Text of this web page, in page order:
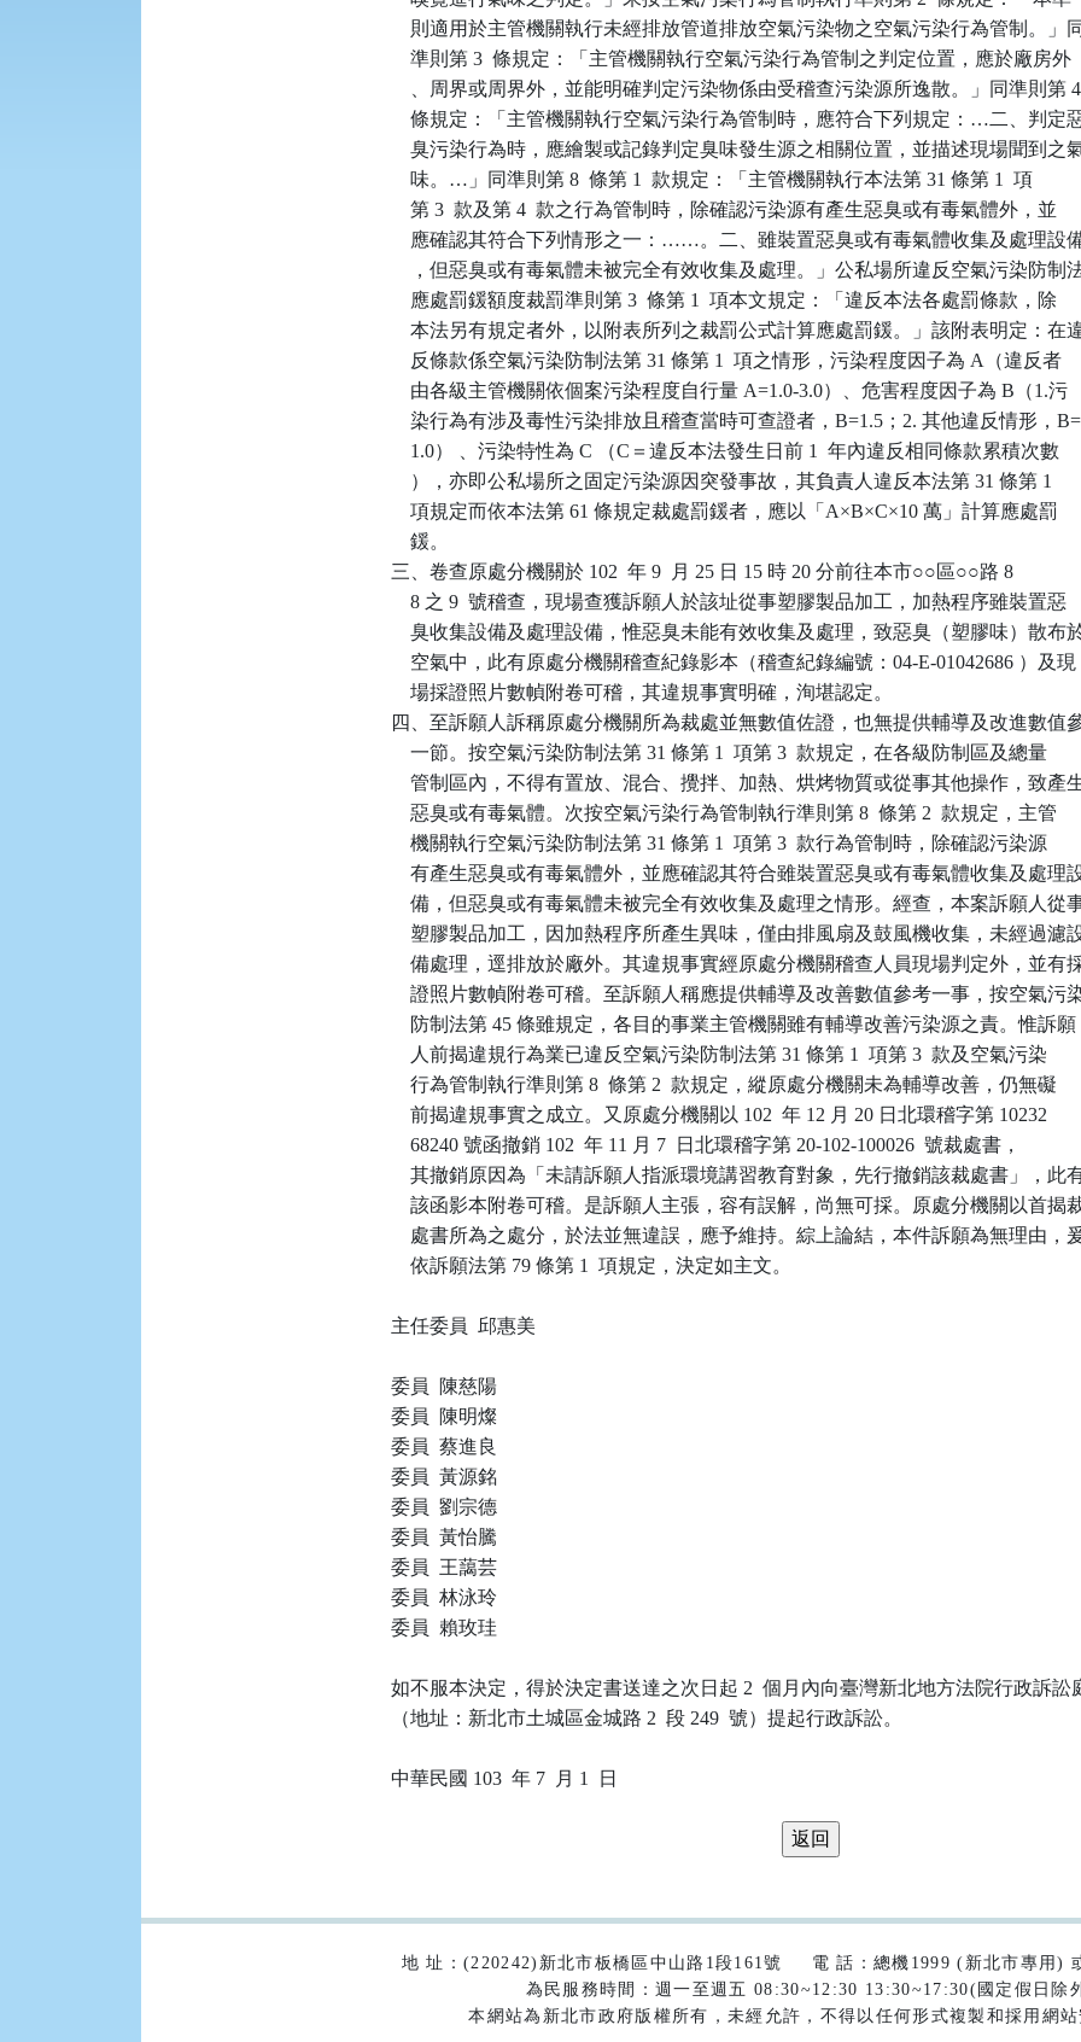
    則適用於主管機關執行未經排放管道排放空氣污染物之空氣污染行為管制。」同
    準則第 3  條規定：「主管機關執行空氣污染行為管制之判定位置，應於廠房外
    、周界或周界外，並能明確判定污染物係由受稽查污染源所逸散。」同準則第 4
條規定：「主管機關執行空氣污染行為管制時，應符合下列規定：…二、判定
臭污染行為時，應繪製或記錄判定臭味發生源之相關位置，並描述現場聞到之
    味。…」同準則第 8  條第 1  款規定：「主管機關執行本法第 31 條第 1  項
    第 3  款及第 4  款之行為管制時，除確認污染源有產生惡臭或有毒氣體外，並
應確認其符合下列情形之一：……。二、雖裝置惡臭或有毒氣體收集及處理設
，但惡臭或有毒氣體未被完全有效收集及處理。」公私場所違反空氣污染防制
    應處罰鍰額度裁罰準則第 3  條第 1  項本文規定：「違反本法各處罰條款，除
本法另有規定者外，以附表所列之裁罰公式計算應處罰鍰。」該附表明定：在
    反條款係空氣污染防制法第 31 條第 1  項之情形，污染程度因子為 A（違反者
    由各級主管機關依個案污染程度自行量 A=1.0-3.0）、危害程度因子為 B（1.污
    染行為有涉及毒性污染排放且稽查當時可查證者，B=1.5；2. 其他違反情形，B=
    1.0） 、污染特性為 C （C＝違反本法發生日前 1  年內違反相同條款累積次數
    ），亦即公私場所之固定污染源因突發事故，其負責人違反本法第 31 條第 1
    項規定而依本法第 61 條規定裁處罰鍰者，應以「A×B×C×10 萬」計算應處罰
    鍰。
三、卷查原處分機關於 102  年 9  月 25 日 15 時 20 分前往本市○○區○○路 8
    8 之 9  號稽查，現場查獲訴願人於該址從事塑膠製品加工，加熱程序雖裝置惡
臭收集設備及處理設備，惟惡臭未能有效收集及處理，致惡臭（塑膠味）散布
    空氣中，此有原處分機關稽查紀錄影本（稽查紀錄編號：04-E-01042686 ）及現
    場採證照片數幀附卷可稽，其違規事實明確，洵堪認定。
四、至訴願人訴稱原處分機關所為裁處並無數值佐證，也無提供輔導及改進數值
    一節。按空氣污染防制法第 31 條第 1  項第 3  款規定，在各級防制區及總量
管制區內，不得有置放、混合、攪拌、加熱、烘烤物質或從事其他操作，致產
    惡臭或有毒氣體。次按空氣污染行為管制執行準則第 8  條第 2  款規定，主管
    機關執行空氣污染防制法第 31 條第 1  項第 3  款行為管制時，除確認污染源
有產生惡臭或有毒氣體外，並應確認其符合雖裝置惡臭或有毒氣體收集及處理
備，但惡臭或有毒氣體未被完全有效收集及處理之情形。經查，本案訴願人從
塑膠製品加工，因加熱程序所產生異味，僅由排風扇及鼓風機收集，未經過濾
備處理，逕排放於廠外。其違規事實經原處分機關稽查人員現場判定外，並有
證照片數幀附卷可稽。至訴願人稱應提供輔導及改善數值參考一事，按空氣污
    防制法第 45 條雖規定，各目的事業主管機關雖有輔導改善污染源之責。惟訴願
    人前揭違規行為業已違反空氣污染防制法第 31 條第 1  項第 3  款及空氣污染
    行為管制執行準則第 8  條第 2  款規定，縱原處分機關未為輔導改善，仍無礙
    前揭違規事實之成立。又原處分機關以 102  年 12 月 20 日北環稽字第 10232
    68240 號函撤銷 102  年 11 月 7  日北環稽字第 20-102-100026  號裁處書，
其撤銷原因為「未請訴願人指派環境講習教育對象，先行撤銷該裁處書」，此
該函影本附卷可稽。是訴願人主張，容有誤解，尚無可採。原處分機關以首揭
處書所為之處分，於法並無違誤，應予維持。綜上論結，本件訴願為無理由，
    依訴願法第 79 條第 1  項規定，決定如主文。
主任委員  邱惠美
委員  陳慈陽
委員  陳明燦
委員  蔡進良
委員  黃源銘
委員  劉宗德
委員  黃怡騰
委員  王藹芸
委員  林泳玲
委員  賴玫珪
如不服本決定，得於決定書送達之次日起 2  個月內向臺灣新北地方法院行政訴訟
（地址：新北市土城區金城路 2  段 249  號）提起行政訴訟。
地 址：(220242)新北市板橋區中山路1段161號
電 話：總機1999 (新北市專用)
為民服務時間：週一至週五 08:30~12:30 13:30~17:30(國定假日除
本網站為新北市政府版權所有，未經允許，不得以任何形式複製和採用網